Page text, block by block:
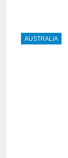
AUSTRALIA